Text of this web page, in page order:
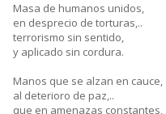
Masa de humanos unidos,
en desprecio de torturas,..
terrorismo sin sentido,
y aplicado sin cordura.
Manos que se alzan en cauce,
al deterioro de paz,..
que en amenazas constantes,